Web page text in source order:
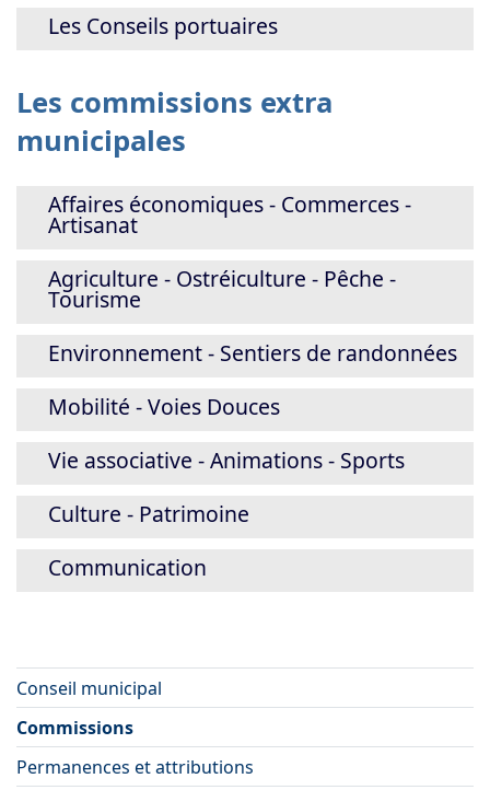
Les Conseils portuaires
Les commissions extra
municipales
Affaires économiques - Commerces -
Artisanat
Agriculture - Ostréiculture - Pêche -
Tourisme
Environnement - Sentiers de randonnées
Mobilité - Voies Douces
Vie associative - Animations - Sports
Culture - Patrimoine
Communication
Conseil municipal
Commissions
Permanences et attributions